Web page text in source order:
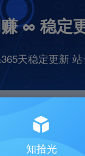
∞ 稳定
天稳定更新
快手
知拾光